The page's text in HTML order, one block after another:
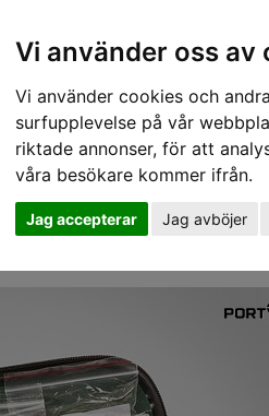
Vi använder oss av
Vi använder cookies och
surfupplevelse på vår
riktade annonser, för att
våra besökare kommer ifrån.
Jag accepterar Jag avböjer
ANSIKTSSKYDD HÖRSELSKYDD
Kit 2 liten